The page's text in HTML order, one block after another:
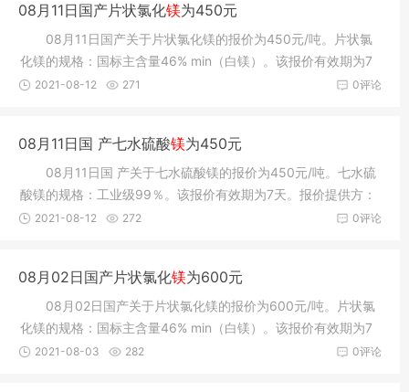
08月11日国产片状氯化镁为450元
08月11日国产关于片状氯化镁的报价为450元/吨。片状氯
化镁的规格：国标主含量46% min（白镁）。该报价有效期为7
天。报价提供
0评论
2021-08-12 271
08月11日国 产七水硫酸镁为450元
08月11日国 产关于七水硫酸镁的报价为450元/吨。七水硫
酸镁的规格：工业级99％。该报价有效期为7天。报价提供方：
寿光鼎昊化
0评论
2021-08-12 272
08月02日国产片状氯化镁为600元
08月02日国产关于片状氯化镁的报价为600元/吨。片状氯
化镁的规格：国标主含量46% min（白镁）。该报价有效期为7
天。报价提供
0评论
2021-08-03 282